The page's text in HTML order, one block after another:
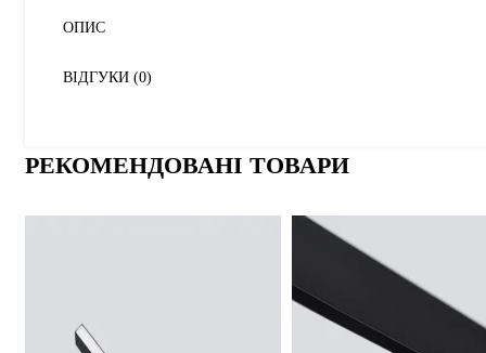
ОПИС
ВІДГУКИ (0)
РЕКОМЕНДОВАНІ ТОВАРИ